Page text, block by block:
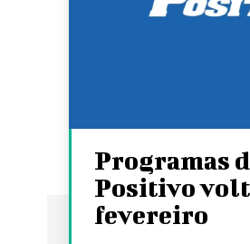
Programas
Positivo
fevereiro